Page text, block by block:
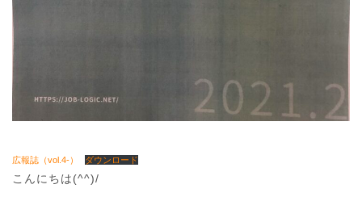
広報誌（vol.4-） ダウンロード
こんにちは(^^)/